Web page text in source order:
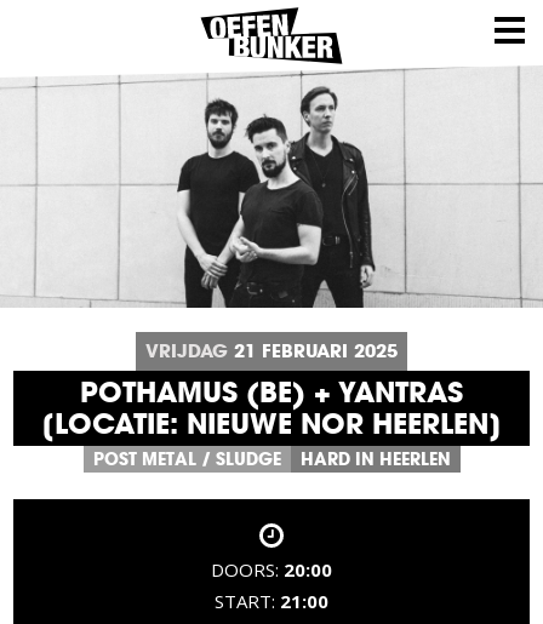
VRIJDAG 21 FEBRUARI 2025
POTHAMUS (BE) + YANTRAS
[LOCATIE: NIEUWE NOR HEERLEN]
POST METAL / SLUDGE HARD IN HEERLEN
DOORS: 20:00
START: 21:00